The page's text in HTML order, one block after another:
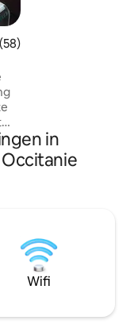
beoordeling
verrassingen om
in
Wifi